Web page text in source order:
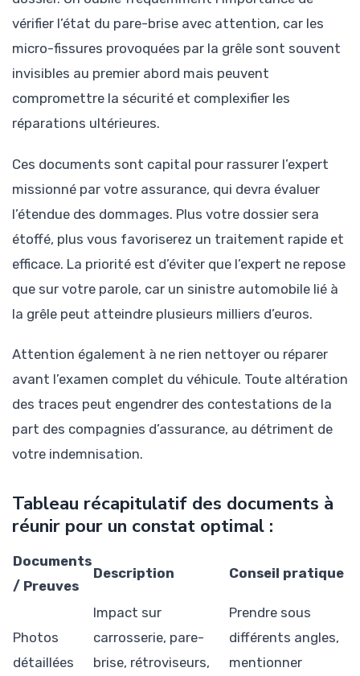
vérifier l’état du pare-brise avec attention, car les
micro-fissures provoquées par la grêle sont souvent
invisibles au premier abord mais peuvent
compromettre la sécurité et complexifier les
réparations ultérieures.
Ces documents sont capital pour rassurer l’expert
missionné par votre assurance, qui devra évaluer
l’étendue des dommages. Plus votre dossier sera
étoffé, plus vous favoriserez un traitement rapide et
efficace. La priorité est d’éviter que l’expert ne repose
que sur votre parole, car un sinistre automobile lié à
la grêle peut atteindre plusieurs milliers d’euros.
Attention également à ne rien nettoyer ou réparer
avant l’examen complet du véhicule. Toute altération
des traces peut engendrer des contestations de la
part des compagnies d’assurance, au détriment de
votre indemnisation.
Tableau récapitulatif des documents à
réunir pour un constat optimal :
Documents
/ Preuves
Description Conseil pratique
Photos
détaillées
Impact sur
carrosserie, pare-
brise, rétroviseurs,
Prendre sous
différents angles,
mentionner